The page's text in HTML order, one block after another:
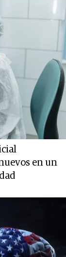
en un